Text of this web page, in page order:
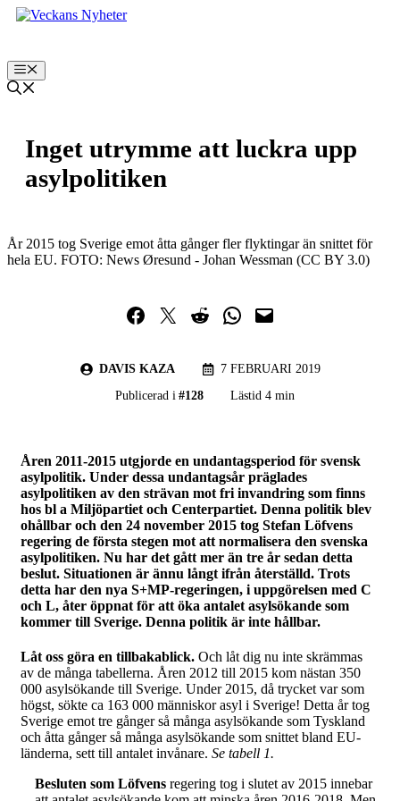
Hoppa
Meny
Inget utrymme att luckra upp
asylpolitiken
År 2015 tog Sverige emot åtta gånger fler flyktingar än snittet för
hela EU. FOTO: News Øresund - Johan Wessman (CC BY 3.0)
Dela på Facebook
Dela på TwitterDela på RedditDela i WhatsApp
Maila en länk
DAVIS KAZA
7 FEBRUARI 2019
Publicerad i #128 Lästid 4 min
Åren 2011-2015 utgjorde en undantagsperiod för svensk
asylpolitik. Under dessa undantagsår präglades
asylpolitiken av den strävan mot fri invandring som finns
hos bl a Miljöpartiet och Centerpartiet. Denna politik blev
ohållbar och den 24 november 2015 tog Stefan Löfvens
regering de första stegen mot att normalisera den svenska
asylpolitiken. Nu har det gått mer än tre år sedan detta
beslut. Situationen är ännu långt ifrån återställd. Trots
detta har den nya S+MP-regeringen, i uppgörelsen med C
och L, åter öppnat för att öka antalet asylsökande som
kommer till Sverige. Denna politik är inte hållbar.
Låt oss göra en tillbakablick. Och låt dig nu inte skrämmas
av de många tabellerna. Åren 2012 till 2015 kom nästan 350
000 asylsökande till Sverige. Under 2015, då trycket var som
högst, sökte ca 163 000 människor asyl i Sverige! Detta år tog
Sverige emot tre gånger så många asylsökande som Tyskland
och åtta gånger så många asylsökande som snittet bland EU-
länderna, sett till antalet invånare. Se tabell 1.
Besluten som Löfvens regering tog i slutet av 2015 innebar